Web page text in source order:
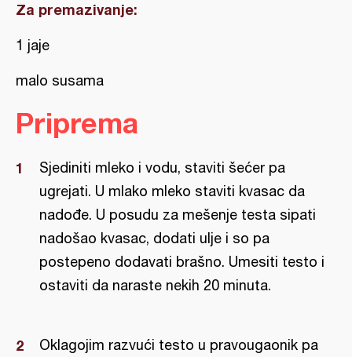
Za premazivanje:
1 jaje
malo susama
Priprema
Sjediniti mleko i vodu, staviti šećer pa
ugrejati. U mlako mleko staviti kvasac da
nadođe. U posudu za mešenje testa sipati
nadošao kvasac, dodati ulje i so pa
postepeno dodavati brašno. Umesiti testo i
ostaviti da naraste nekih 20 minuta.
Oklagojim razvući testo u pravougaonik pa